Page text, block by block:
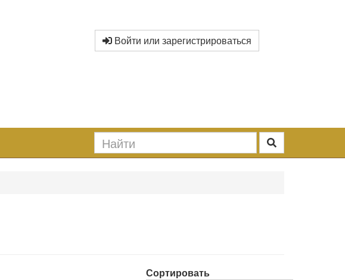
Войти или зарегистрироваться
Сортировать